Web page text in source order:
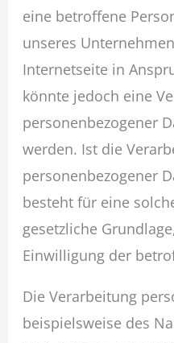
eine betroffene
unseres
Internetseite in
könnte jedoch eine
personenbezogener
werden. Ist die
personenbezogener
besteht für eine
gesetzliche
Einwilligung der
Die Verarbeitung
beispielsweise des